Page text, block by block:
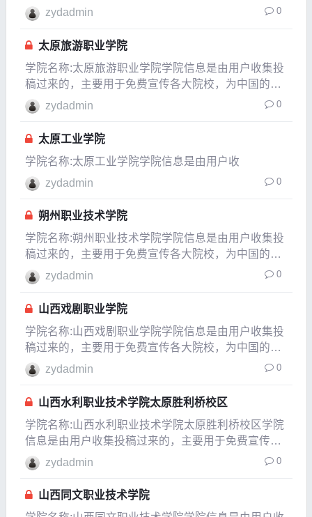
教育事业贡献一份自已的力量，如果发现信息有变化
或有信息不对的地方，请以各大院校的官方网站介绍
为准。所在城市山西忻州市建校时间1958年隶属于山
西省
zydadmin 0
太原旅游职业学院
学院名称:太原旅游职业学院学院信息是由用户收集投
稿过来的，主要用于免费宣传各大院校，为中国的教
育事业贡献一份自已的力量，如果发现信息有变化或
有信息不对的地方，请以各大院校的官方网站介绍为
准。所在城市山西太原市建校时间1985年隶属于山西
省是
zydadmin 0
太原工业学院
学院名称:太原工业学院学院信息是由用户收
zydadmin
0
朔州职业技术学院
学院名称:朔州职业技术学院学院信息是由用户收集投
稿过来的，主要用于免费宣传各大院校，为中国的教
育事业贡献一份自已的力量，如果发现信息有变化或
有信息不对的地方，请以各大院校的官方网站介绍为
准。所在城市山西朔州市建校时间1956年隶属于山西
省是
zydadmin 0
山西戏剧职业学院
学院名称:山西戏剧职业学院学院信息是由用户收集投
稿过来的，主要用于免费宣传各大院校，为中国的教
育事业贡献一份自已的力量，如果发现信息有变化或
有信息不对的地方，请以各大院校的官方网站介绍为
准。所在城市山西太原市建校时间1958年隶属于山西
省是
zydadmin 0
山西水利职业技术学院太原胜利桥校区
学院名称:山西水利职业技术学院太原胜利桥校区学院
信息是由用户收集投稿过来的，主要用于免费宣传各
大院校，为中国的教育事业贡献一份自已的力量，如
果发现信息有变化或有信息不对的地方，请以各大院
校的官方网站介绍为准。所在城市山西运城市盐湖区
zydadmin 0
山西同文职业技术学院